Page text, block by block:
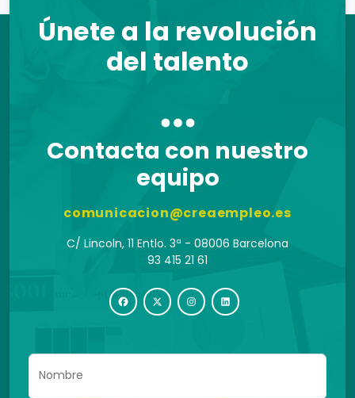
Únete a la revolución
del talento
Contacta con nuestro
equipo
comunicacion@creaempleo.es
C/ Lincoln, 11 Entlo. 3ª - 08006 Barcelona
93 415 21 61
Nombre